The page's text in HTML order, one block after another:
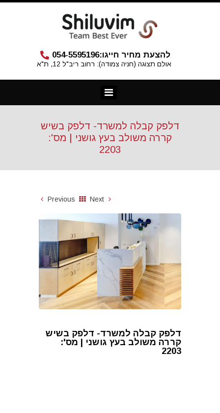
להצעת מחיר חייגו:054-5595196
אולם תצוגה (חניה צמודה): רחוב ריב"ל 12, ת"א
דלפק קבלה למשרד- דלפק בשיש
קררה משולב בעץ גושני | מס':
2203
Previous Next
דלפק קבלה למשרד- דלפק בשיש
קררה משולב בעץ גושני | מס':
2203